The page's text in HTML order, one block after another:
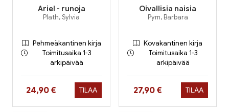
Ariel - runoja
Plath, Sylvia
Pehmeäkantinen kirja
Toimitusaika 1-3
arkipäivää
Hinta nyt
24,90 € TILAA
Oivallisia naisia
Pym, Barbara
Kovakantinen kirja
Toimitusaika 1-3
arkipäivää
Hinta nyt
27,90 € TILAA